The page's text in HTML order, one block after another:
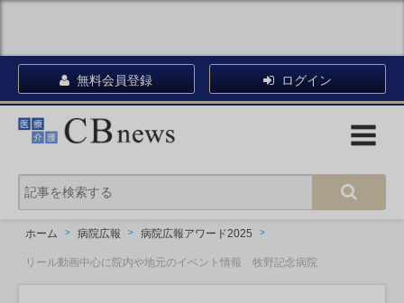
無料会員登録 ログイン
ホーム 病院広報 病院広報アワード2025
リール動画中心に院内や地元のイベント情報 牧野記念病院